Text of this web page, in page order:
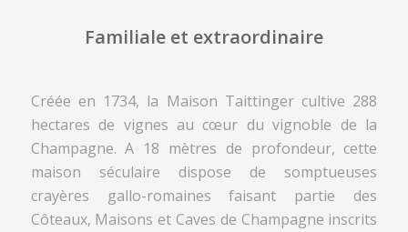
Familiale et extraordinaire
Créée en 1734, la Maison Taittinger cultive 288
hectares de vignes au cœur du vignoble de la
Champagne. A 18 mètres de profondeur, cette
maison séculaire dispose de somptueuses
crayères gallo-romaines faisant partie des
Côteaux, Maisons et Caves de Champagne inscrits